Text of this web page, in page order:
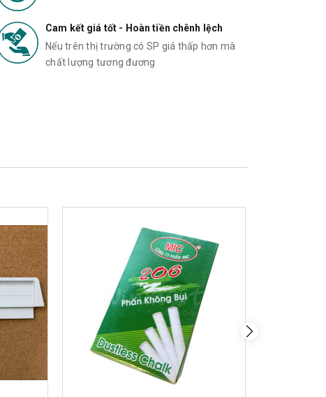
Cam kết giá tốt - Hoàn tiền chênh lệch
Nếu trên thị trường có SP giá thấp hơn mà
chất lượng tương đương